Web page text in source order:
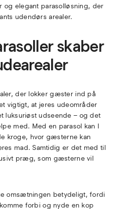
og elegant parasolløsning, der
udendørs arealer.
skaber
der lokker gæster ind på
vigtigt, at jeres udeområder
luksuriøst udseende – og det
med. Med en parasol kan I
kroge, hvor gæsterne kan
mad. Samtidig er det med til
præg, som gæsterne vil
omsætningen betydeligt, fordi
forbi og nyde en kop